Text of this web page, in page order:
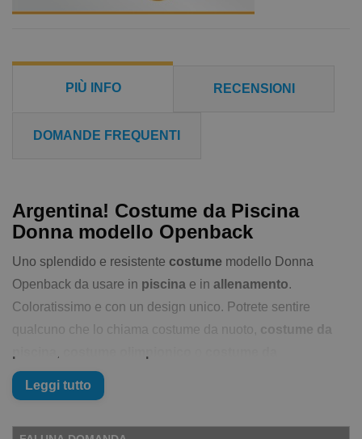
PIÙ INFO RECENSIONI
DOMANDE FREQUENTI
Argentina! Costume da Piscina
Donna modello Openback
Uno splendido e resistente costume modello Donna
Openback da usare in piscina e in allenamento.
Coloratissimo e con un design unico. Potrete sentire
qualcuno che lo chiama costume da nuoto, costume da
allenamento... stessa cosa, in sostanza il
usi perallenartio per il semplice
Leggi tutto